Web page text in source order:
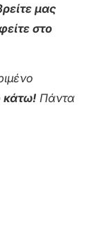
μας
στο
κάτω! Πάντα